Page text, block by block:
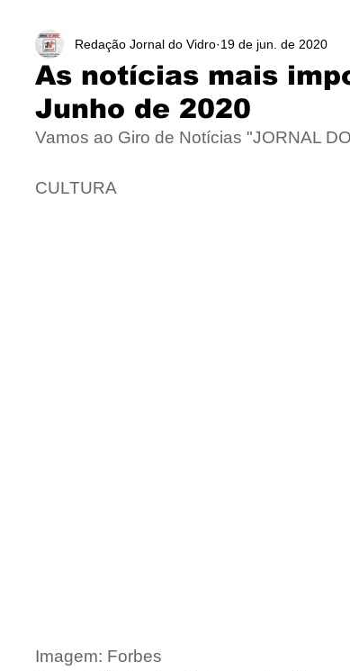
As notícias mais
Junho de 2020
Redação Jornal do Vidro 19 de jun. de 2020
Vamos ao Giro de Notícias "JORNAL
CULTURA
Imagem: Forbes